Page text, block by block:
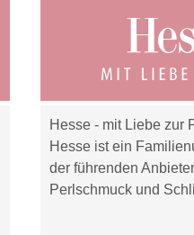
Hesse - mit Liebe zur
Hesse ist ein
der führenden
Perlschmuck und